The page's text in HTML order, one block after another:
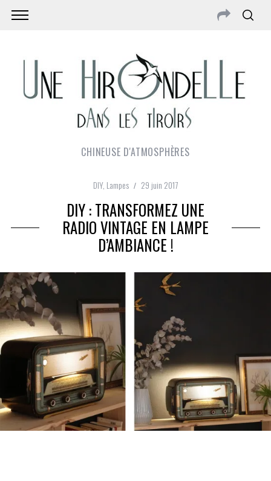
CHINEUSE D'ATMOSPHÈRES
DIY, Lampes 29 juin 2017
DIY : TRANSFORMEZ UNE
RADIO VINTAGE EN LAMPE
D’AMBIANCE !